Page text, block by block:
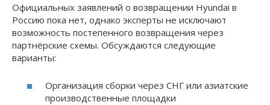
Официальных заявлений о возвращении Hyundai в
Россию пока нет, однако эксперты не исключают
возможность постепенного возвращения через
партнёрские схемы. Обсуждаются следующие
варианты:
Организация сборки через СНГ или азиатские
производственные площадки